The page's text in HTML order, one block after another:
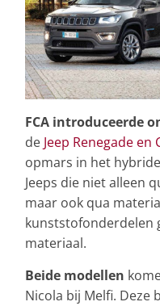
FCA introduceerde
de Jeep Renegade en
opmars in het
Jeeps die niet alleen
maar ook qua
kunststofonderdelen
materiaal.
Beide modellen
Nicola bij Melfi. Deze